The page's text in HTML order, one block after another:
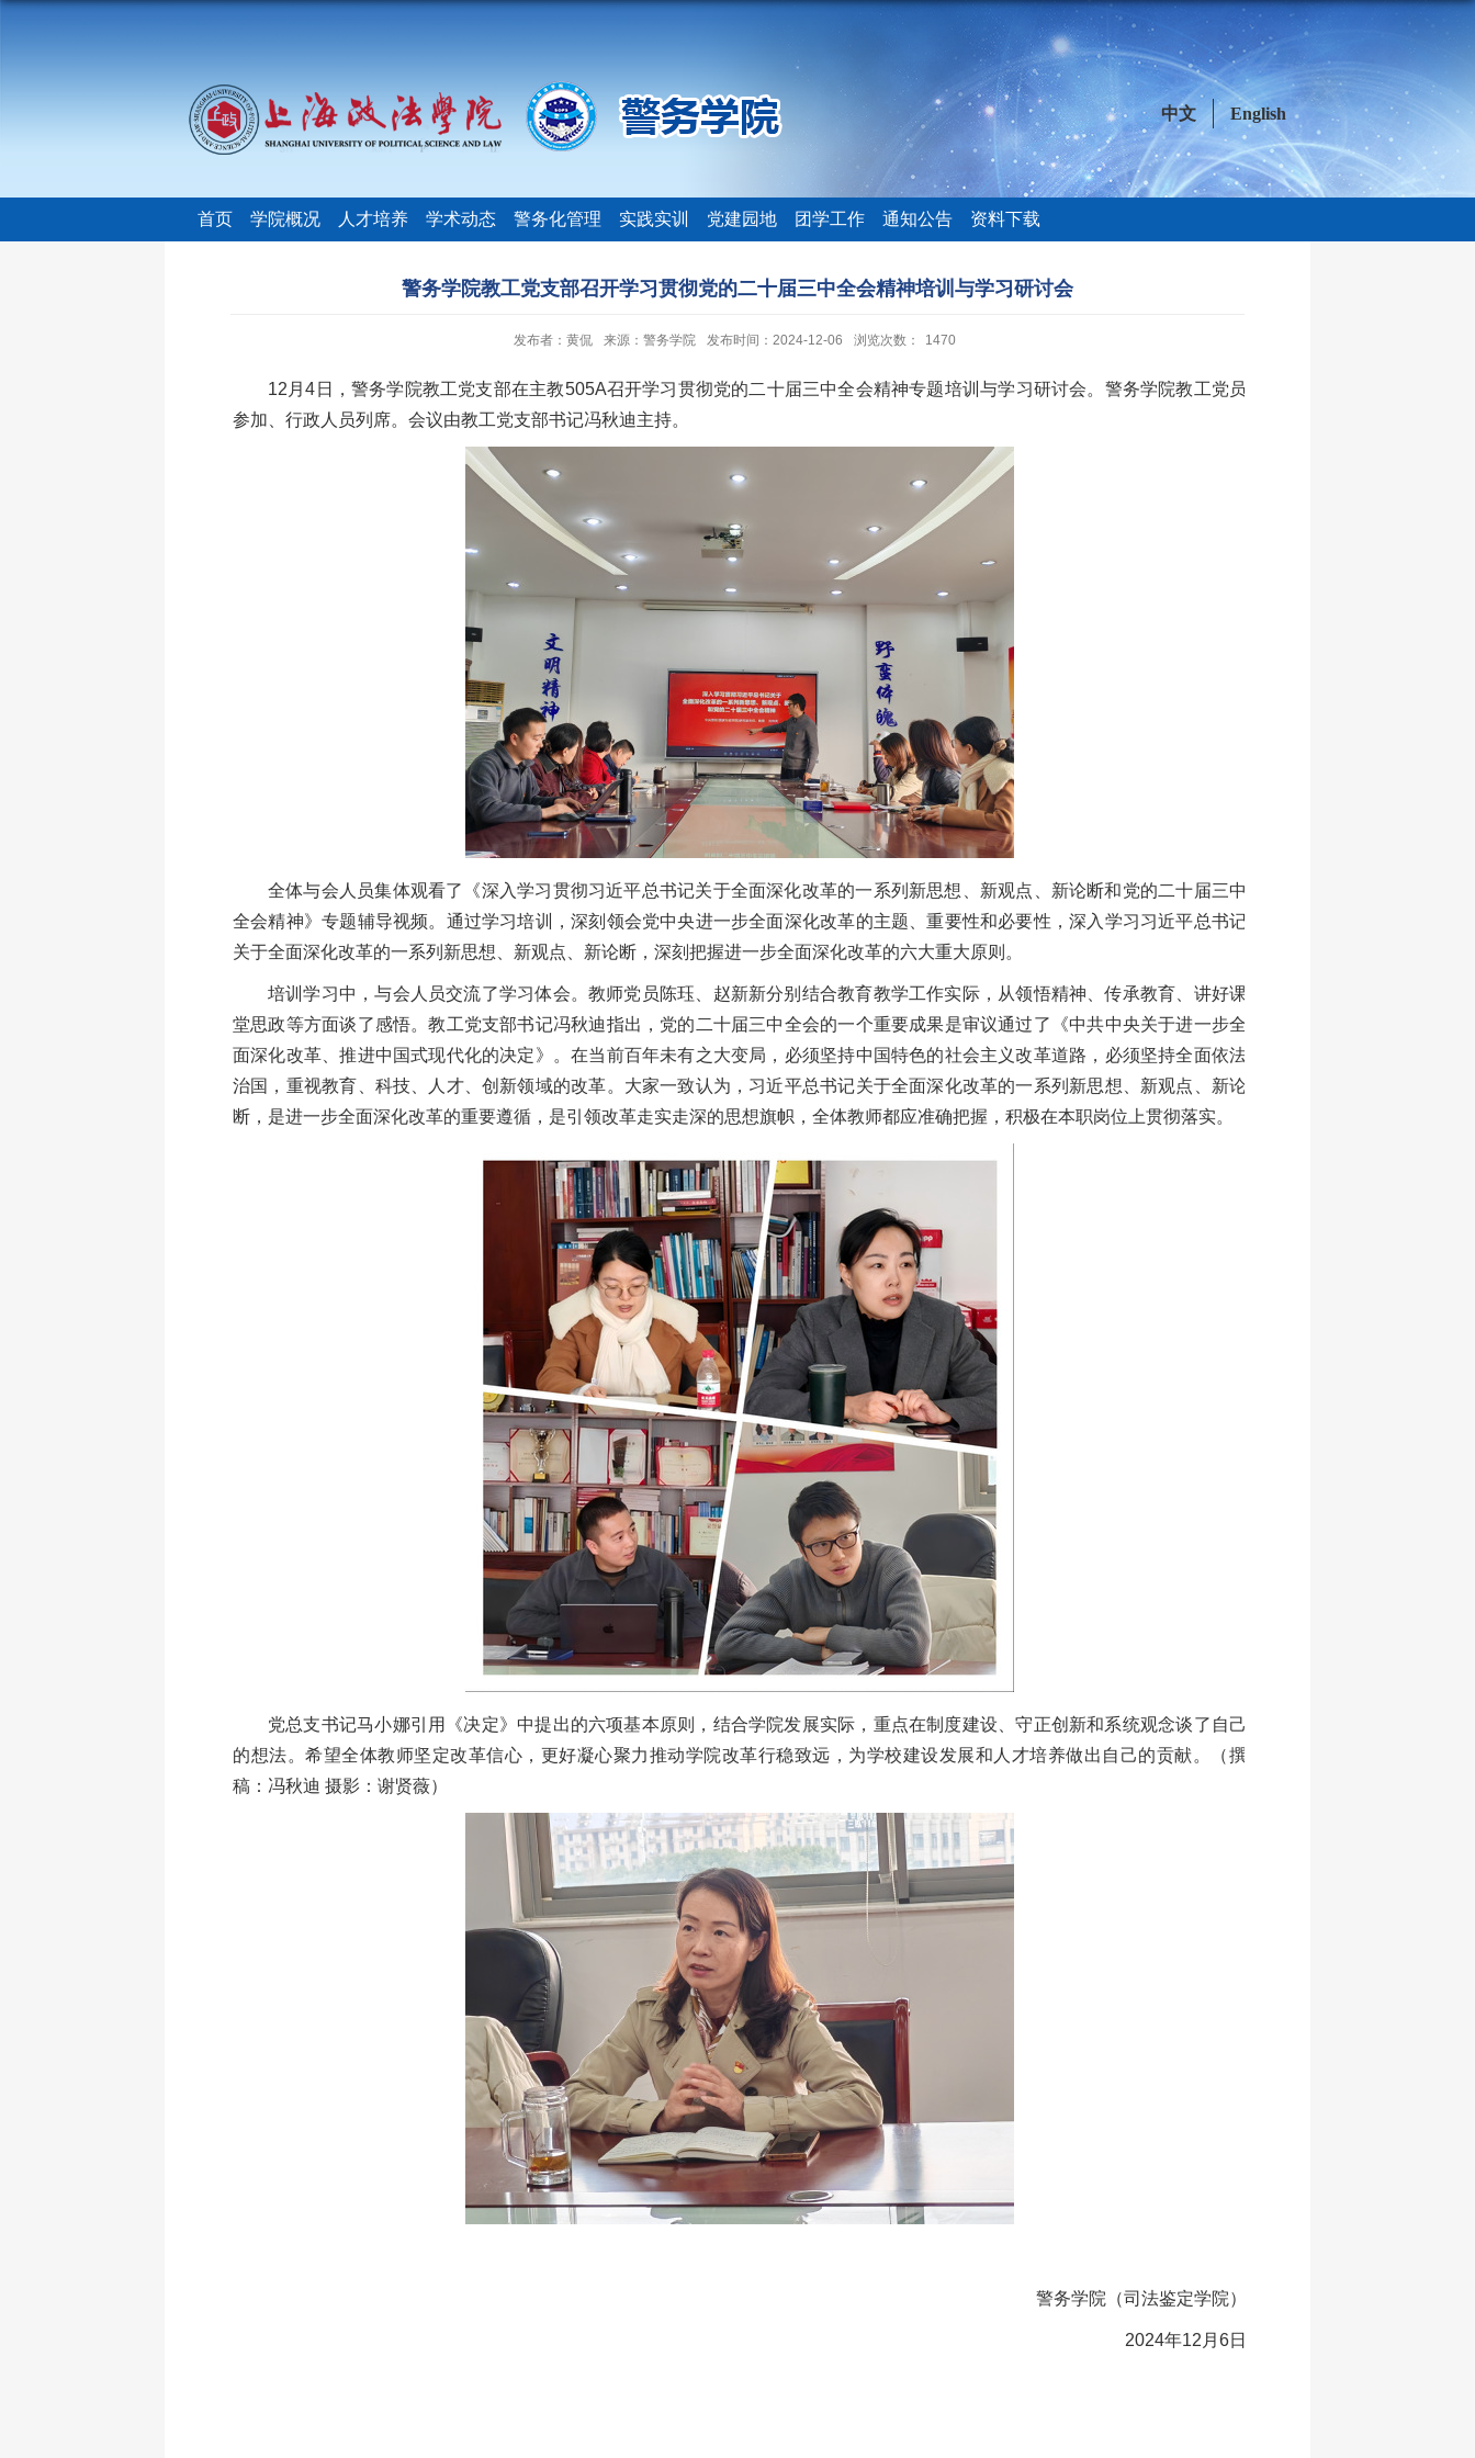
English
中文
首页 学院概况 人才培养 学术动态 警务化管理 实践实训 党建园地 团学工作 通知公告 资料下载
警务学院教工党支部召开学习贯彻党的二十届三中全会精神培训与学习研讨会
发布者：黄侃 来源：警务学院 发布时间：2024-12-06 浏览次数： 1470
12月4日，警务学院教工党支部在主教505A召开学习贯彻党的二十届三中全会精神专题培训与学习研讨会。警务学院教工党员
参加、行政人员列席。会议由教工党支部书记冯秋迪主持。
全体与会人员集体观看了《深入学习贯彻习近平总书记关于全面深化改革的一系列新思想、新观点、新论断和党的二十届三中
全会精神》专题辅导视频。通过学习培训，深刻领会党中央进一步全面深化改革的主题、重要性和必要性，深入学习习近平总书记
关于全面深化改革的一系列新思想、新观点、新论断，深刻把握进一步全面深化改革的六大重大原则。
培训学习中，与会人员交流了学习体会。教师党员陈珏、赵新新分别结合教育教学工作实际，从领悟精神、传承教育、讲好课
堂思政等方面谈了感悟。教工党支部书记冯秋迪指出，党的二十届三中全会的一个重要成果是审议通过了《中共中央关于进一步全
面深化改革、推进中国式现代化的决定》。在当前百年未有之大变局，必须坚持中国特色的社会主义改革道路，必须坚持全面依法
治国，重视教育、科技、人才、创新领域的改革。大家一致认为，习近平总书记关于全面深化改革的一系列新思想、新观点、新论
断，是进一步全面深化改革的重要遵循，是引领改革走实走深的思想旗帜，全体教师都应准确把握，积极在本职岗位上贯彻落实。
党总支书记马小娜引用《决定》中提出的六项基本原则，结合学院发展实际，重点在制度建设、守正创新和系统观念谈了自己
的想法。希望全体教师坚定改革信心，更好凝心聚力推动学院改革行稳致远，为学校建设发展和人才培养做出自己的贡献。（撰
稿：冯秋迪 摄影：谢贤薇）
警务学院（司法鉴定学院）
2024年12月6日